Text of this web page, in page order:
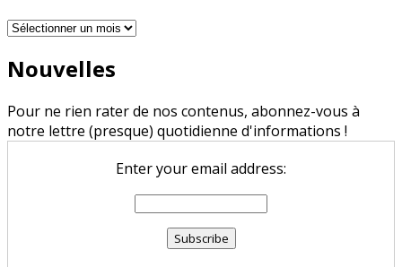
Archives
Nouvelles
Pour ne rien rater de nos contenus, abonnez-vous à
notre lettre (presque) quotidienne d'informations !
Enter your email address: